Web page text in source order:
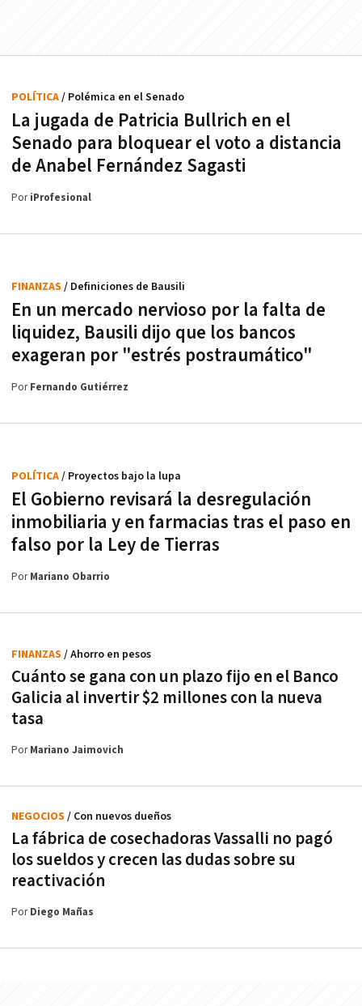
La jugada de Patricia Bullrich en el
Senado para bloquear el voto a distancia
de Anabel Fernández Sagasti
POLÍTICA/ Polémica en el Senado
PoriProfesional
En un mercado nervioso por la falta de
liquidez, Bausili dijo que los bancos
exageran por "estrés postraumático"
FINANZAS / Definiciones de Bausili
PorFernando Gutiérrez
El Gobierno revisará la desregulación
inmobiliaria y en farmacias tras el paso en
falso por la Ley de Tierras
POLÍTICA/ Proyectos bajo la lupa
PorMariano Obarrio
Cuánto se gana con un plazo fijo en el Banco
Galicia al invertir $2 millones con la nueva
tasa
FINANZAS / Ahorro en pesos
PorMariano Jaimovich
La fábrica de cosechadoras Vassalli no pagó
los sueldos y crecen las dudas sobre su
reactivación
NEGOCIOS / Con nuevos dueños
PorDiego Mañas